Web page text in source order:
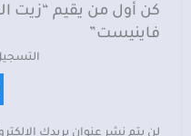
كن أول من يقيم “زيت
فاينيست”
لن يتم نشر عنوان بريدك